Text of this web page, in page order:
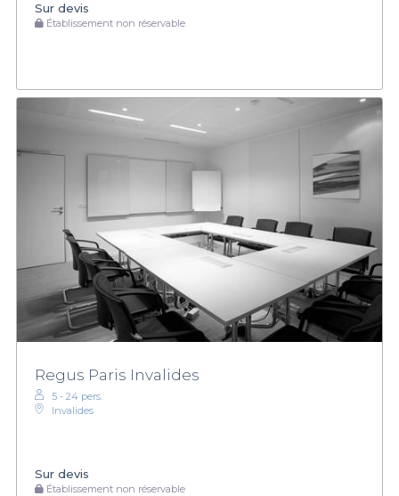
Sur devis
Établissement non réservable
Regus Paris Invalides
5 - 24 pers.
Invalides
Sur devis
Établissement non réservable